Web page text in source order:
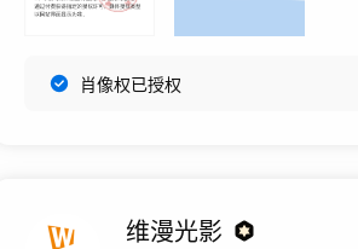
肖像权已授权
维漫光影